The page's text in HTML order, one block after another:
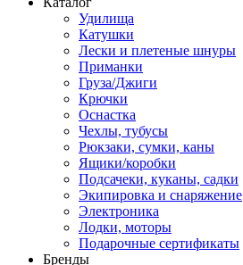
Удилища
Катушки
Лески и плетеные шнуры
Приманки
Груза/Джиги
Крючки
Оснастка
Чехлы, тубусы
Рюкзаки, сумки, каны
Ящики/коробки
Подсачеки, куканы, садки
Экипировка и снаряжение
Электроника
Лодки, моторы
Подарочные сертификаты
Бренды